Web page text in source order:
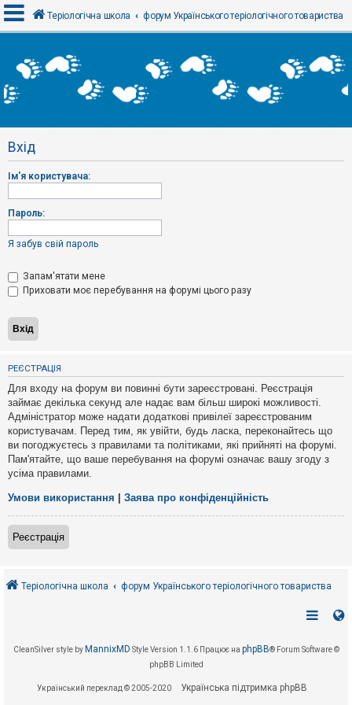
х
і
Р
є
т
р
а
і
Т
м
и
б
з
в
і
д
п
о
в
і
д
е
й
А
к
т
и
і
Теріологічна школа форум Українського теріологічного товариства
Вхід
Ім'я користувача:
Пароль:
Я забув свій пароль
Запам'ятати мене
Приховати моє перебування на форумі цього разу
РЕЄСТРАЦІЯ
Для входу на форум ви повинні бути зареєстровані. Реєстрація
займає декілька секунд але надає вам більш широкі можливості.
Адміністратор може надати додаткові привілеї зареєстрованим
користувачам. Перед тим, як увійти, будь ласка, переконайтесь що
ви погоджуєтесь з правилами та політиками, які прийняті на форумі.
Пам'ятайте, що ваше перебування на форумі означає вашу згоду з
усіма правилами.
Умови використання Заява про конфіденційність
Реєстрація
Теріологічна школа форум Українського теріологічного товариства
CleanSilver style by MannixMD Style Version 1.1.6 Працює на phpBB® Forum Software ©
phpBB Limited
Український переклад © 2005-2020 Українська підтримка phpBB